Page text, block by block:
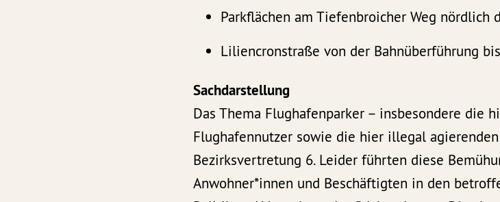
Parkflächen am Tiefenbroicher Weg nördlich
Liliencronstraße von der Bahnüberführung
Sachdarstellung
Das Thema Flughafenparker – insbesondere die
Flughafennutzer sowie die hier illegal
Bezirksvertretung 6. Leider führten diese
Anwohner*innen und Beschäftigten in den